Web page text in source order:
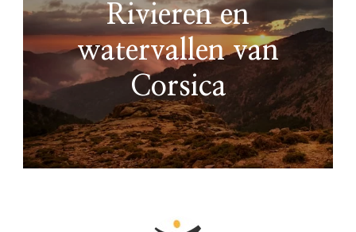
Rivieren en
watervallen van
Corsica